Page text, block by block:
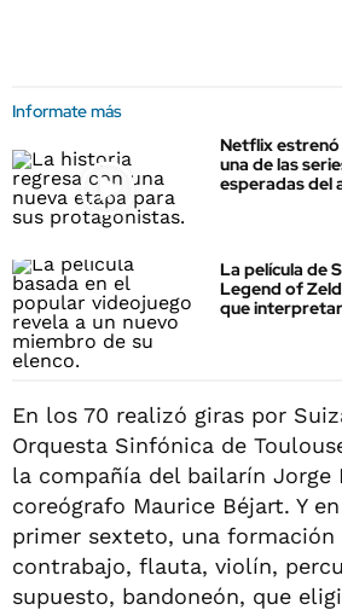
Informate más
Netflix
una de las
esperadas del
La película de
Legend of
que
En los 70 realizó giras por
Orquesta Sinfónica de
la compañía del bailarín Jorge
coreógrafo Maurice Béjart. Y
primer sexteto, una formación
contrabajo, flauta, violín,
supuesto, bandoneón, que